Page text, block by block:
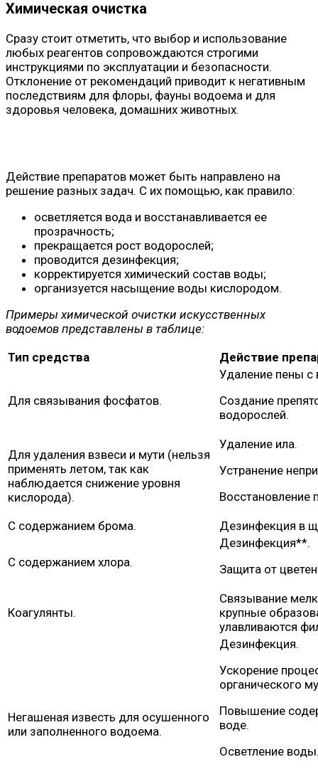
Химическая очистка
Сразу стоит отметить, что выбор и использование
любых реагентов сопровождаются строгими
инструкциями по эксплуатации и безопасности.
Отклонение от рекомендаций приводит к негативным
последствиям для флоры, фауны водоема и для
здоровья человека, домашних животных.
Действие препаратов может быть направлено на
решение разных задач. С их помощью, как правило:
осветляется вода и восстанавливается ее
прозрачность;
прекращается рост водорослей;
проводится дезинфекция;
корректируется химический состав воды;
организуется насыщение воды кислородом.
Примеры химической очистки искусственных
водоемов представлены в таблице:
Тип средства
Действие
Для связывания фосфатов.
Удаление пены с
Создание
водорослей.
Для удаления взвеси и мути (нельзя
применять летом, так как
наблюдается снижение уровня
кислорода).
Удаление ила.
Устранение
Восстановление
С содержанием брома. Дезинфекция в
С содержанием хлора.
Дезинфекция**.
Защита от
Коагулянты.
Связывание
крупные
улавливаются
Негашеная известь для осушенного
или заполненного водоема.
Дезинфекция.
Ускорение
органического
Повышение
воде.
Осветление